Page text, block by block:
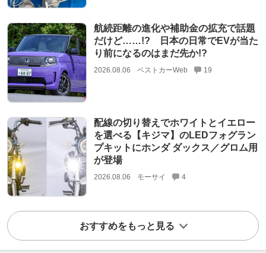
航続距離の進化や補助金の拡充で話題
だけど……!? 日本の日常でEVが当た
り前になるのはまだ先か!?
2026.08.06 ベストカーWeb 19
配線の切り替えでホワイトとイエロー
を選べる【キジマ】のLEDフォグラン
プキットにホンダ ダックス／グロム用
が登場
2026.08.06 モーサイ 4
おすすめをもっと見る